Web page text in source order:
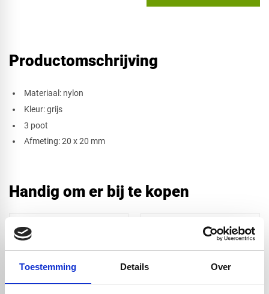
Toestemming Details Over
Productomschrijving
​Materiaal: nylon
Kleur: grijs
3 poot
Afmeting: 20 x 20 mm
Handig om er bij te kopen